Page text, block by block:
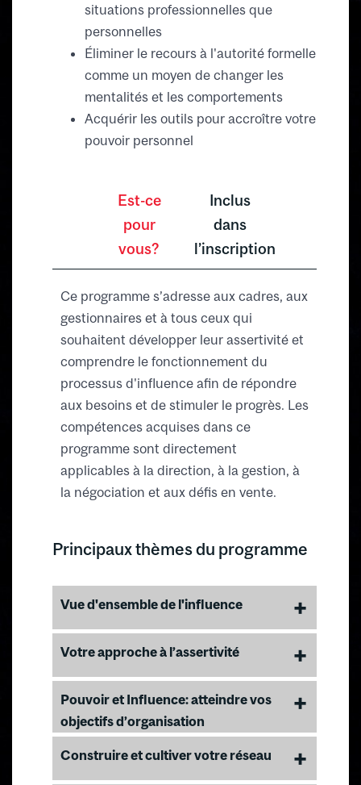
situations professionnelles que
personnelles
Éliminer le recours à l'autorité formelle
comme un moyen de changer les
mentalités et les comportements
Acquérir les outils pour accroître votre
pouvoir personnel
Est-ce
pour
vous?
Inclus
dans
l’inscription
Ce programme s’adresse aux cadres, aux
gestionnaires et à tous ceux qui
souhaitent développer leur assertivité et
comprendre le fonctionnement du
processus d'influence afin de répondre
aux besoins et de stimuler le progrès. Les
compétences acquises dans ce
programme sont directement
applicables à la direction, à la gestion, à
la négociation et aux défis en vente.
Principaux thèmes du programme
Vue d'ensemble de l'influence
Les repères des comportements
influents
l'influence et les techniques de
persuasion
L’influence par une devise
Votre approche à l’assertivité
Comprendre votre propre style et
vos capacités
Pouvoir et Influence: atteindre vos
objectifs d’organisation
Planification du rendement
Construire et cultiver votre réseau